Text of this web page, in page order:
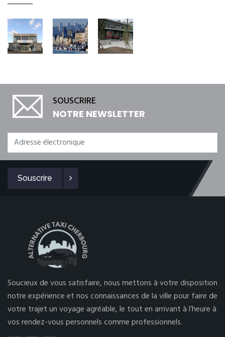
SOUSCRIRE
NOTRE NEWSLETTER
Souscrire
Soucieux de vous satisfaire, nous mettons à votre disposition
notre expérience et nos connaissances de la ville pour faire de
votre trajet un voyage agréable, le tout en arrivant à l’heure à
vos rendez-vous personnels comme professionnels.